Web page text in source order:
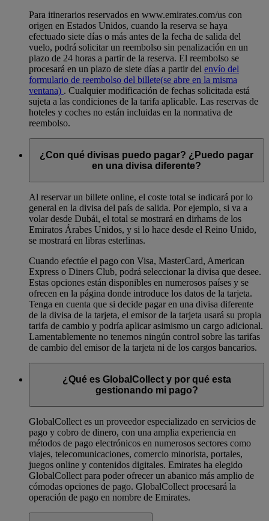
Para itinerarios reservados en www.emirates.com/us con
origen en Estados Unidos, cuando la reserva se haya
efectuado siete días o más antes de la fecha de salida del
vuelo, podrá solicitar un reembolso sin penalización en un
plazo de 24 horas a partir de la reserva. El reembolso se
procesará en un plazo de siete días a partir del envío del
formulario de reembolso del billete(se abre en la misma
ventana) . Cualquier modificación de fechas solicitada está
sujeta a las condiciones de la tarifa aplicable. Las reservas de
hoteles y coches no están incluidas en la normativa de
reembolso.
¿Con qué divisas puedo pagar? ¿Puedo pagar
en una divisa diferente?
Al reservar un billete online, el coste total se indicará por lo
general en la divisa del país de salida. Por ejemplo, si va a
volar desde Dubái, el total se mostrará en dirhams de los
Emiratos Árabes Unidos, y si lo hace desde el Reino Unido,
se mostrará en libras esterlinas.
Cuando efectúe el pago con Visa, MasterCard, American
Express o Diners Club, podrá seleccionar la divisa que desee.
Estas opciones están disponibles en numerosos países y se
ofrecen en la página donde introduce los datos de la tarjeta.
Tenga en cuenta que si decide pagar en una divisa diferente
de la divisa de la tarjeta, el emisor de la tarjeta usará su propia
tarifa de cambio y podría aplicar asimismo un cargo adicional.
Lamentablemente no tenemos ningún control sobre las tarifas
de cambio del emisor de la tarjeta ni de los cargos bancarios.
¿Qué es GlobalCollect y por qué esta
gestionando mi pago?
GlobalCollect es un proveedor especializado en servicios de
pago y cobro de dinero, con una amplia experiencia en
métodos de pago electrónicos en numerosos sectores como
viajes, telecomunicaciones, comercio minorista, portales,
juegos online y contenidos digitales. Emirates ha elegido
GlobalCollect para poder ofrecer un abanico más amplio de
cómodas opciones de pago. GlobalCollect procesará la
operación de pago en nombre de Emirates.